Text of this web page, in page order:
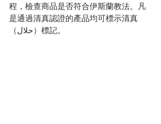
程，檢查商品是否符合伊斯蘭教法。凡
是通過清真認證的產品均可標示清真
（حلال）標記。